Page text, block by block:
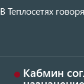
В Теплосетях
Кабмин